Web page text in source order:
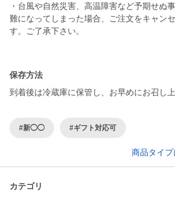
・台風や自然災害、高温障害など予期せぬ
難になってしまった場合、ご注文をキャン
す。ご了承下さい。
保存方法
到着後は冷蔵庫に保管し、お早めにお召し上
#新◯◯ #ギフト対応可
商品タイプ
カテゴリ